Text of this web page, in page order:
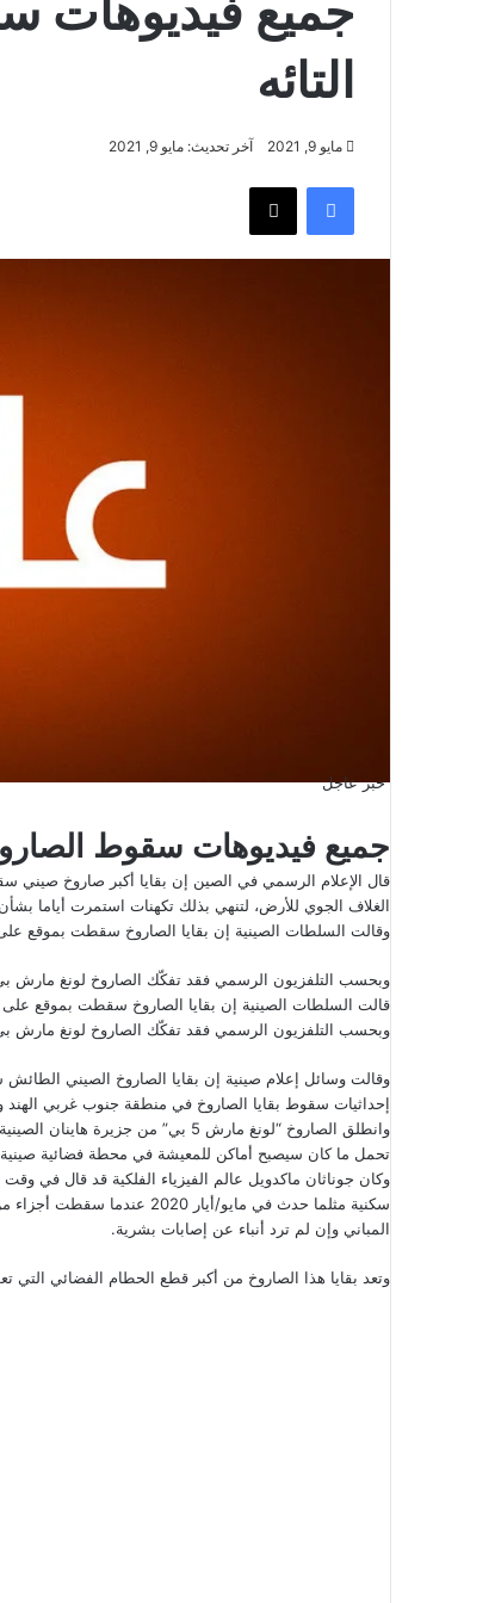
جميع فيديوهات
التائه
مايو 9, 2021 آخر تحديث: مايو 9, 2021
فيسبوك ‫X
خبر عاجل
جميع فيديوهات سقوط
قال الإعلام الرسمي في الصين إن بقايا أكبر صاروخ صيني
الغلاف الجوي للأرض، لتنهي بذلك تكهنات استمرت أياما
وقالت السلطات الصينية إن بقايا الصاروخ سقطت بموقع على خط الطول 72.47 درجة شرقا
وبحسب التلفزيون الرسمي فقد تفكّك الصاروخ لونغ مارش بي 5 فوق بحر العرب بعد دخوله الغلاف
قالت السلطات الصينية إن بقايا الصاروخ سقطت بموقع على خط الطول 72.47 درجة شرقا
وبحسب التلفزيون الرسمي فقد تفكّك الصاروخ لونغ مارش بي 5 فوق بحر العرب بعد دخوله الغلاف
وقالت وسائل إعلام صينية إن بقايا الصاروخ الصيني
إحداثيات سقوط بقايا الصاروخ في منطقة جنوب غربي الهند
تحمل ما كان سيصبح أماكن للمعيشة في محطة فضائية صينية
وكان جوناثان ماكدويل عالم الفيزياء الفلكية قد قال في
المباني وإن لم ترد أنباء عن إصابات بشرية.
وتعد بقايا هذا الصاروخ من أكبر قطع الحطام الفضائي التي